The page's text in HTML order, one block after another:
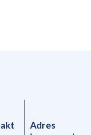
Adres